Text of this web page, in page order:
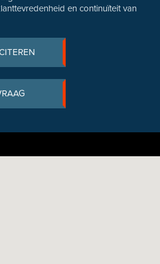
en continuïteit van